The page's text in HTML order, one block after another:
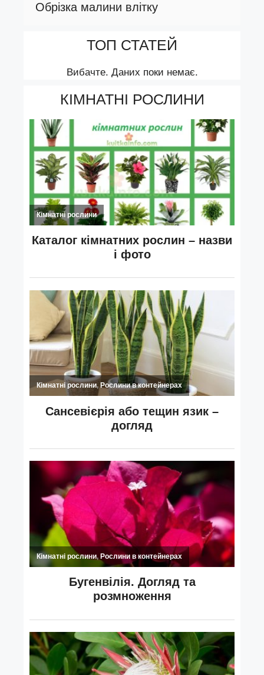
Обрізка малини влітку
ТОП СТАТЕЙ
Вибачте. Даних поки немає.
КІМНАТНІ РОСЛИНИ